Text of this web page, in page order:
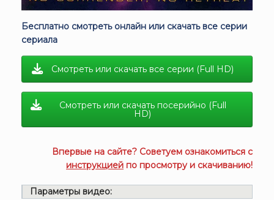
Бесплатно смотреть онлайн или скачать все серии
сериала
Смотреть или скачать все серии (Full HD)
Смотреть или скачать посерийно (Full
HD)
Впервые на сайте? Советуем ознакомиться с
инструкцией по просмотру и скачиванию!
Параметры видео: